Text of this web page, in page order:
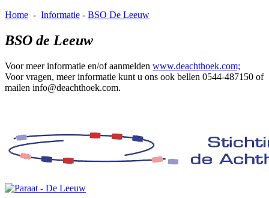
Home - Informatie - BSO De Leeuw
BSO de Leeuw
Voor meer informatie en/of aanmelden www.deachthoek.com;
Voor vragen, meer informatie kunt u ons ook bellen 0544-487150 of
mailen info@deachthoek.com.